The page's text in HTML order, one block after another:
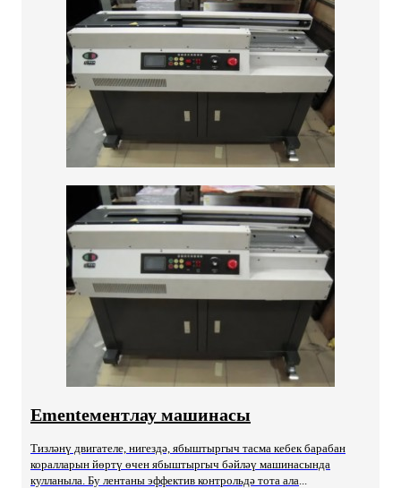
Ementементлау машинасы
Тизләнү двигателе, нигездә, ябыштыргыч тасма кебек барабан
коралларын йөртү өчен ябыштыргыч бәйләү машинасында
кулланыла. Бу лентаны эффектив контрольдә тота ала...